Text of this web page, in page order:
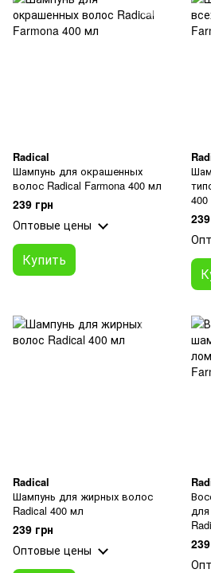
Radical
Шампунь для окрашенных
волос Radical Farmona 400 мл
239 грн
Оптовые цены
Купить
Radical
Шампунь для жирных волос
Radical 400 мл
239 грн
Оптовые цены